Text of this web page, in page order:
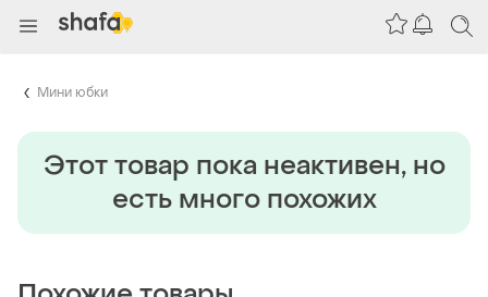
Мини юбки
Этот товар пока неактивен, но
есть много похожих